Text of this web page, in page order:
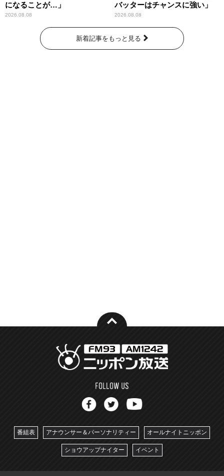
になることが…」
2026.08.08
バッターはチャンスに強い」
2026.08.08
新着記事をもっと見る
番組表 アナウンサー＆パーソナリティー オールナイトニッポン
ショウアップナイター イベント